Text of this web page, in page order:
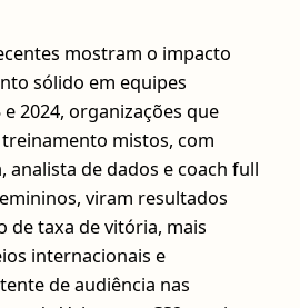
mostram o impacto
sólido em equipes
2024, organizações que
mistos, com
analista de dados e coach full
viram resultados
de taxa de vitória, mais
internacionais e
de audiência nas